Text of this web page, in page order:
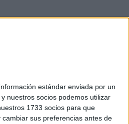
estándar enviada por un
nuestros socios podemos utilizar
1733 socios para que
sus preferencias antes de